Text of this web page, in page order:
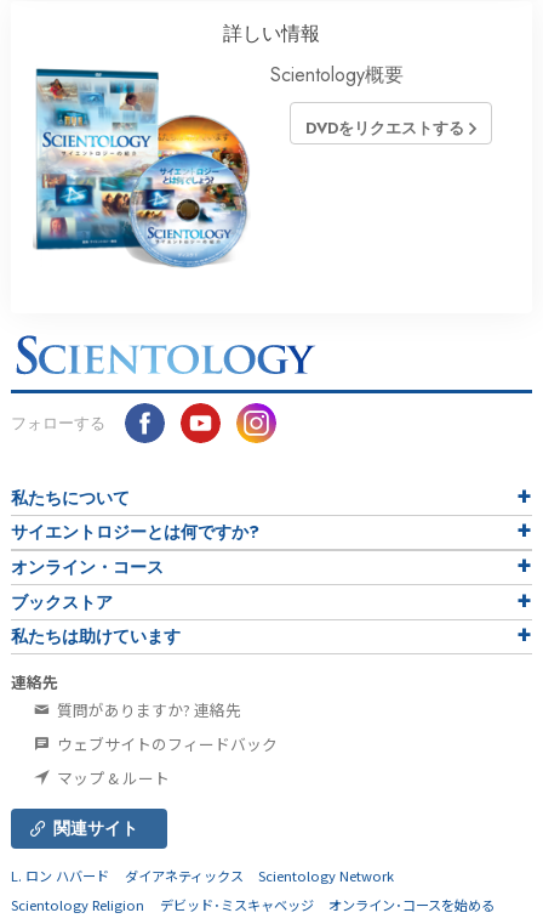
詳しい情報
Scientology概要
DVDをリクエストする
フォローする
私たちについて
サイエントロジーとは何ですか?
オンライン・コース
ブックストア
私たちは助けています
連絡先
質問がありますか? 連絡先
ウェブサイトのフィードバック
マップ & ルート
関連サイト
L. ロン ハバード ダイアネティックス
Scientology Network
Scientology Religion
デビッド･ミスキャベッジ
オンライン･コースを始める